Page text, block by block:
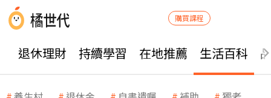
購買課程
退休理財 持續學習 在地推薦 生活百科